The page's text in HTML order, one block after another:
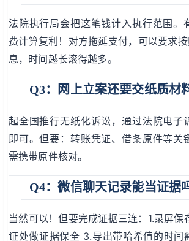
法院执行局会把这笔钱计入执行范围。
费计算复利！对方拖延支付，可以要求
息，时间越长滚得越多。
Q3：网上立案还要交纸质材
起全国推行无纸化诉讼，通过法院电子
即可。但要：转账凭证、借条原件等关
需携带原件核对。
Q4：微信聊天记录能当证据
当然可以！但要完成证据三连：1.录屏
证处做证据保全 3.导出带哈希值的时间